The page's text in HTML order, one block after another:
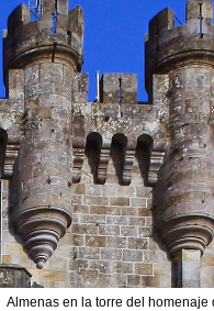
Almenas en la torre del homenaje